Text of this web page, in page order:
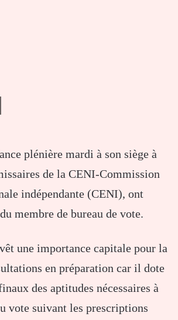
plénière mardi à son siège à
de la CENI-Commission
indépendante (CENI), ont
membre de bureau de vote.
une importance capitale pour la
en préparation car il dote
des aptitudes nécessaires à
vote suivant les prescriptions